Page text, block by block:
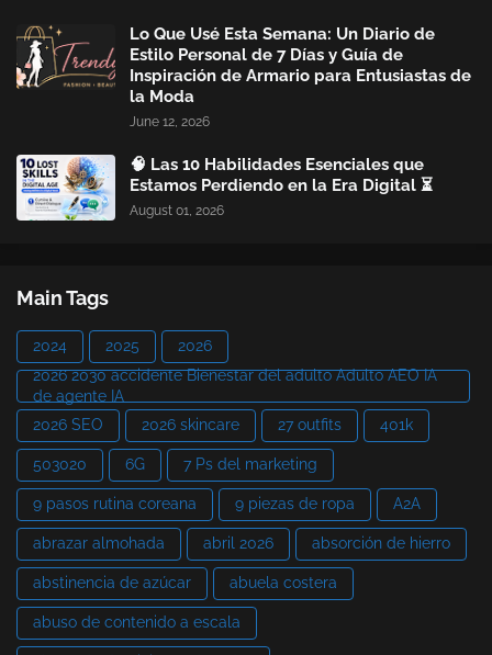
Lo Que Usé Esta Semana: Un Diario de
Estilo Personal de 7 Días y Guía de
Inspiración de Armario para Entusiastas de
la Moda
June 12, 2026
🧠 Las 10 Habilidades Esenciales que
Estamos Perdiendo en la Era Digital ⏳
August 01, 2026
Main Tags
2024 2025
2026
2026 2030 accidente Bienestar del adulto Adulto AEO IA
de agente IA
2026 SEO
2026 skincare 27 outfits 401k
503020 6G 7 Ps del marketing
9 pasos rutina coreana 9 piezas de ropa A2A
abrazar almohada abril 2026 absorción de hierro
abstinencia de azúcar abuela costera
abuso de contenido a escala